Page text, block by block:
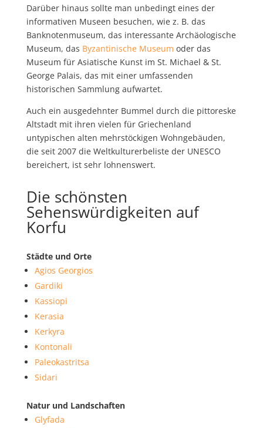
Darüber hinaus sollte man unbedingt eines der
informativen Museen besuchen, wie z. B. das
Banknotenmuseum, das interessante Archäologische
Museum, das Byzantinische Museum oder das
Museum für Asiatische Kunst im St. Michael & St.
George Palais, das mit einer umfassenden
historischen Sammlung aufwartet.
Auch ein ausgedehnter Bummel durch die pittoreske
Altstadt mit ihren vielen für Griechenland
untypischen alten mehrstöckigen Wohngebäuden,
die seit 2007 die Weltkulturerbeliste der UNESCO
bereichert, ist sehr lohnenswert.
Die schönsten
Sehenswürdigkeiten auf
Korfu
Städte und Orte
Agios Georgios
Gardiki
Kassiopi
Kerasia
Kerkyra
Kontonali
Paleokastritsa
Sidari
Natur und Landschaften
Glyfada